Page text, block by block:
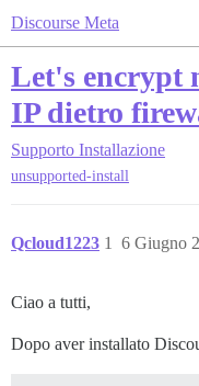
Discourse Meta
Let's encrypt
IP dietro
Supporto Installazione
unsupported-install
Qcloud1223 6 Giugno
1
Ciao a tutti,
Dopo aver installato